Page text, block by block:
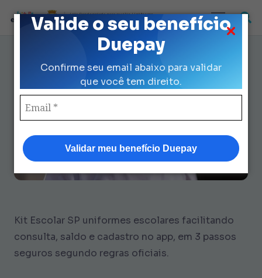
Valide o seu benefício
Duepay
Confirme seu email abaixo para validar
que você tem direito.
Validar meu benefício Duepay
Loja Credenciada para auxilio Uniforme
e Kit Escolar da Prefeitura de São Paulo
Uniformes Escolares Facilitando
vs Duepay: 3 Passos Fáceis
Kit Escolar SP uniformes escolares facilitando
consulta, saldo e cadastro no app, em 3 passos
seguros segundo regras oficiais.